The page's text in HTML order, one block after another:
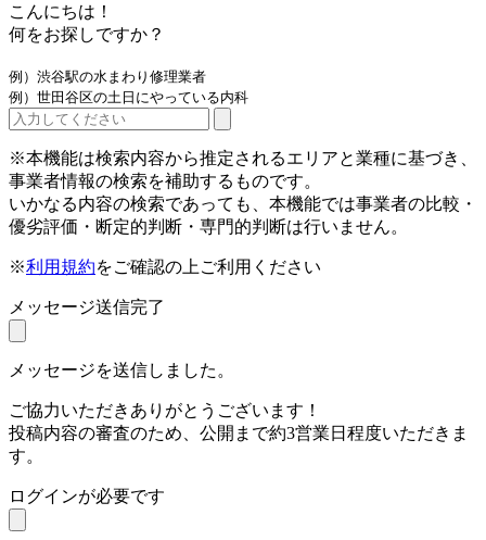
こんにちは！
何をお探しですか？
例）渋谷駅の水まわり修理業者
例）世田谷区の土日にやっている内科
※本機能は検索内容から推定されるエリアと業種に基づき、
事業者情報の検索を補助するものです。
いかなる内容の検索であっても、本機能では事業者の比較・
優劣評価・断定的判断・専門的判断は行いません。
※利用規約をご確認の上ご利用ください
メッセージ送信完了
メッセージを送信しました。
ご協力いただきありがとうございます！
投稿内容の審査のため、公開まで約3営業日程度いただきま
す。
ログインが必要です